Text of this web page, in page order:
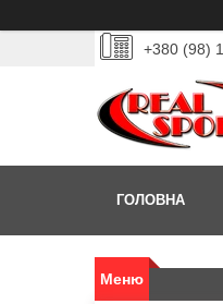
+380 (98)
ГОЛОВНА